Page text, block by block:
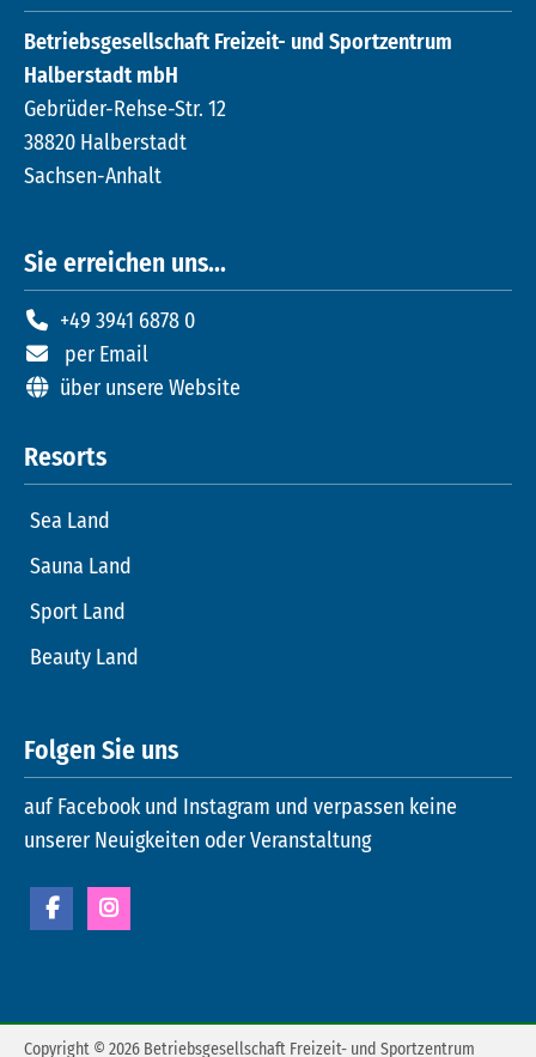
Betriebsgesellschaft Freizeit- und Sportzentrum
Halberstadt mbH
Gebrüder-Rehse-Str. 12
38820 Halberstadt
Sachsen-Anhalt
Sie erreichen uns...
+49 3941 6878 0
per Email
über unsere Website
Resorts
Sea Land
Sauna Land
Sport Land
Beauty Land
Folgen Sie uns
auf Facebook und Instagram und verpassen keine
unserer Neuigkeiten oder Veranstaltung
Copyright © 2026 Betriebsgesellschaft Freizeit- und Sportzentrum